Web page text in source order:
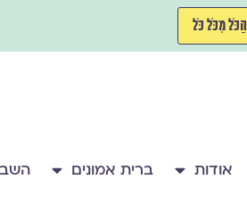
הַכֹּל מִכֹּל כֹּל
אודות ברית אמונים